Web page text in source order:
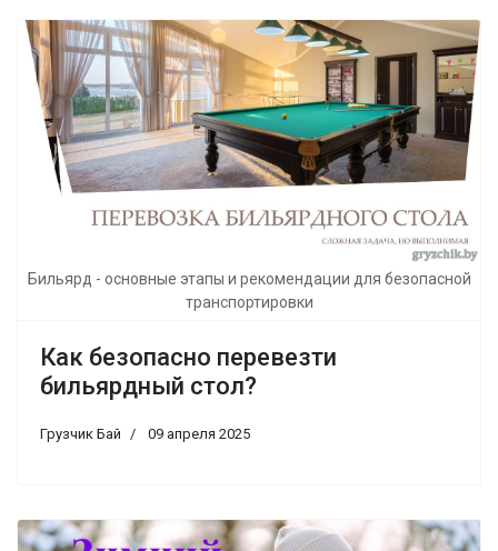
Бильярд - основные этапы и рекомендации для безопасной
транспортировки
Как безопасно перевезти
бильярдный стол?
Грузчик Бай 09 апреля 2025